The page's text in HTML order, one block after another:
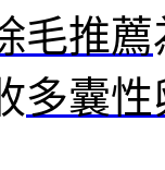
毛推薦
多囊